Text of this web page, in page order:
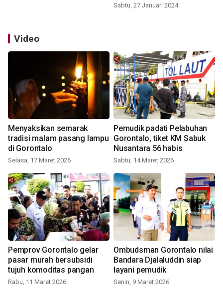
Sabtu, 27 Januari 2024
Video
Menyaksikan semarak
tradisi malam pasang lampu
di Gorontalo
Selasa, 17 Maret 2026
Pemudik padati Pelabuhan
Gorontalo, tiket KM Sabuk
Nusantara 56 habis
Sabtu, 14 Maret 2026
Pemprov Gorontalo gelar
pasar murah bersubsidi
tujuh komoditas pangan
Rabu, 11 Maret 2026
Ombudsman Gorontalo nilai
Bandara Djalaluddin siap
layani pemudik
Senin, 9 Maret 2026